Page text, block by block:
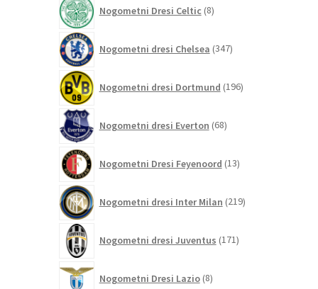
Nogometni Dresi Celtic 8izdelkov
Nogometni dresi Chelsea 347izdelkov
Nogometni dresi Dortmund 196izdelkov
Nogometni dresi Everton 68izdelkov
Nogometni Dresi Feyenoord 13izdelkov
Nogometni dresi Inter Milan 219izdelkov
Nogometni dresi Juventus 171izdelkov
Nogometni Dresi Lazio 8izdelkov